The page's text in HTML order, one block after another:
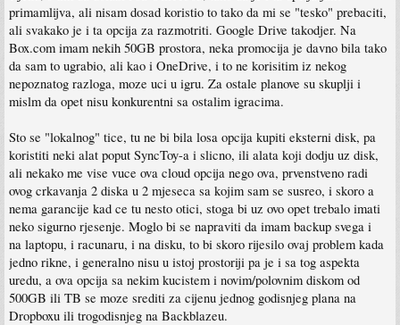
primamlijva, ali nisam dosad koristio to tako da mi se "tesko" prebaciti,
ali svakako je i ta opcija za razmotriti. Google Drive takodjer. Na
Box.com imam nekih 50GB prostora, neka promocija je davno bila tako
da sam to ugrabio, ali kao i OneDrive, i to ne korisitim iz nekog
nepoznatog razloga, moze uci u igru. Za ostale planove su skuplji i
mislm da opet nisu konkurentni sa ostalim igracima.
Sto se "lokalnog" tice, tu ne bi bila losa opcija kupiti eksterni disk, pa
koristiti neki alat poput SyncToy-a i slicno, ili alata koji dodju uz disk,
ali nekako me vise vuce ova cloud opcija nego ova, prvenstveno radi
ovog crkavanja 2 diska u 2 mjeseca sa kojim sam se susreo, i skoro a
nema garancije kad ce tu nesto otici, stoga bi uz ovo opet trebalo imati
neko sigurno rjesenje. Moglo bi se napraviti da imam backup svega i
na laptopu, i racunaru, i na disku, to bi skoro rijesilo ovaj problem kada
jedno rikne, i generalno nisu u istoj prostoriji pa je i sa tog aspekta
uredu, a ova opcija sa nekim kucistem i novim/polovnim diskom od
500GB ili TB se moze srediti za cijenu jednog godisnjeg plana na
Dropboxu ili trogodisnjeg na Backblazeu.